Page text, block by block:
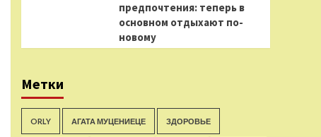
предпочтения: теперь в
основном отдыхают по-
новому
Метки
ORLY АГАТА МУЦЕНИЕЦЕ ЗДОРОВЬЕ